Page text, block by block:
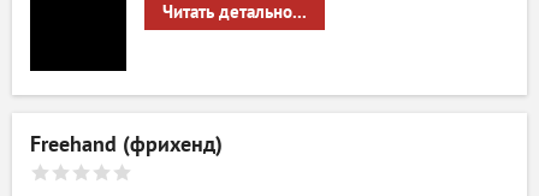
Читать детально...
Freehand (фрихенд)